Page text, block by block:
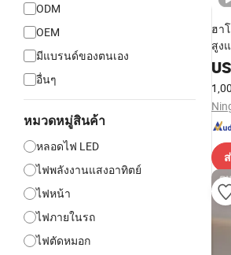
ODM
OEM
มีแบรนด์ของตนเอง
อื่นๆ
หมวดหมู่สินค้า
หลอดไฟ LED
ไฟพลังงานแสงอาทิตย์
ไฟหน้า
ไฟภายในรถ
ไฟตัดหมอก
ฮา
สูง